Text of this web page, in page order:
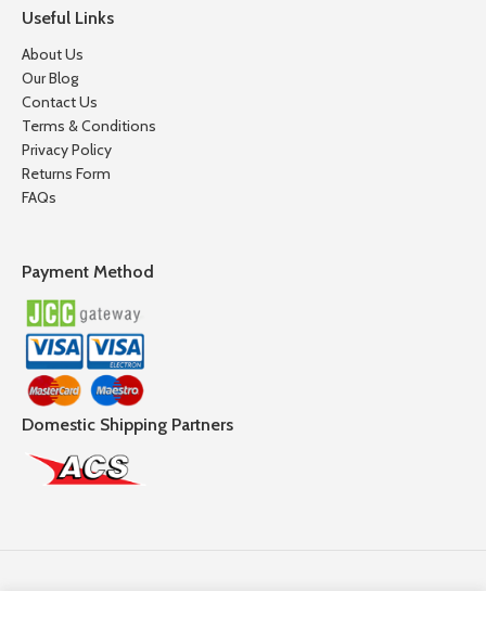
Useful Links
About Us
Our Blog
Contact Us
Terms & Conditions
Privacy Policy
Returns Form
FAQs
Payment Method
Domestic Shipping Partners